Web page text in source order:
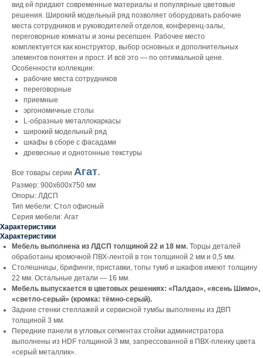
вид ей придают современные материалы и популярные цветовые
решения. Широкий модельный ряд позволяет оборудовать рабочие
места сотрудников и руководителей отделов, конференц-залы,
переговорные комнаты и зоны ресепшен. Рабочее место
комплектуется как конструктор, выбор основных и дополнительных
элементов понятен и прост. И всё это — по оптимальной цене.
Особенности коллекции:
рабочие места сотрудников
переговорные
приемные
эргономичные столы
L-образные металлокаркасы
широкий модельный ряд
шкафы в сборе с фасадами
древесные и однотонные текстуры
Все товары серии Агат.
Размер: 900x600x750 мм
Опоры: ЛДСП
Тип мебели: Стол офисный
Серия мебели: Агат
Характеристики
Характеристики
Мебель выполнена из ЛДСП толщиной 22 и 18 мм. Торцы деталей
обработаны кромочной ПВХ-лентой в тон толщиной 2 мм и 0,5 мм.
Столешницы, брифинги, приставки, топы тумб и шкафов имеют толщину
22 мм. Остальные детали — 16 мм.
Мебель выпускается в цветовых решениях: «Палдао», «ясень Шимо»,
«светло-серый» (кромка: тёмно-серый).
Задние стенки стеллажей и сервисной тумбы выполнены из ДВП
толщиной 3 мм.
Передние панели в угловых сегментах стойки администратора
выполнены из HDF толщиной 3 мм, запрессованной в ПВХ-пленку цвета
«серый металлик».